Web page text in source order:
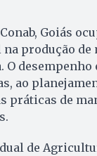
Goiás
produção de
O desempenho
ao
práticas de
de